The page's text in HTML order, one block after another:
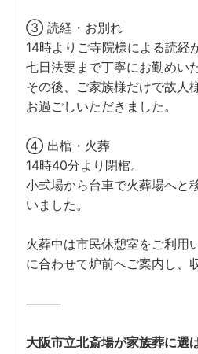
③ 読経・お別れ
14時よりご寺院様による読経
七日法要まで丁寧にお勤めい
その後、ご家族様だけで故人
お過ごしいただきました。
④ 出棺・火葬
14時40分より閉棺。
小式場から台車で火葬場へと
いました。
火葬中は市民休憩室をご利用
に合わせて炉前へご案内し、
⸻
大阪市立北斎場が家族葬に選